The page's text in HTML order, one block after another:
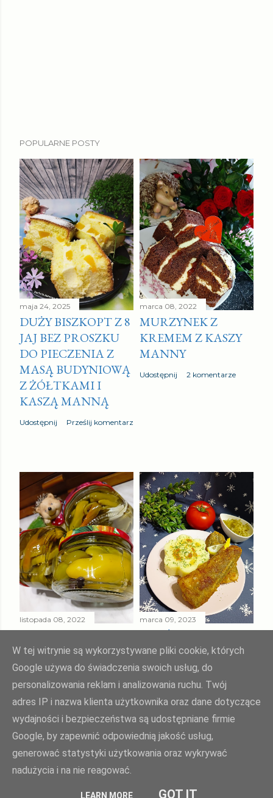
POPULARNE POSTY
maja 24, 2025
DUŻY BISZKOPT Z 8
JAJ BEZ PROSZKU
DO PIECZENIA Z
MASĄ BUDYNIOWĄ
Z ŻÓŁTKAMI I
KASZĄ MANNĄ
Udostępnij Prześlij komentarz
marca 08, 2022
MURZYNEK Z
KREMEM Z KASZY
MANNY
Udostępnij 2 komentarze
listopada 08, 2022
PAPRYKA ZIELONA
W ZALEWIE
SŁODKO - KWAŚNEJ
Udostępnij Prześlij komentarz
marca 09, 2023
SMAŻONY
MORSZCZUK
TUSZKA
Udostępnij Prześlij komentarz
Agnieszka Żuk - Swojskie jedzonko, domowa kuchnia Agi
polityka prywatności| opiekun bloga:
W tej witrynie są wykorzystywane pliki cookie, których
Google używa do świadczenia swoich usług, do
personalizowania reklam i analizowania ruchu. Twój
adres IP i nazwa klienta użytkownika oraz dane dotyczące
wydajności i bezpieczeństwa są udostępniane firmie
Google, by zapewnić odpowiednią jakość usług,
generować statystyki użytkowania oraz wykrywać
nadużycia i na nie reagować.
LEARN MORE GOT IT